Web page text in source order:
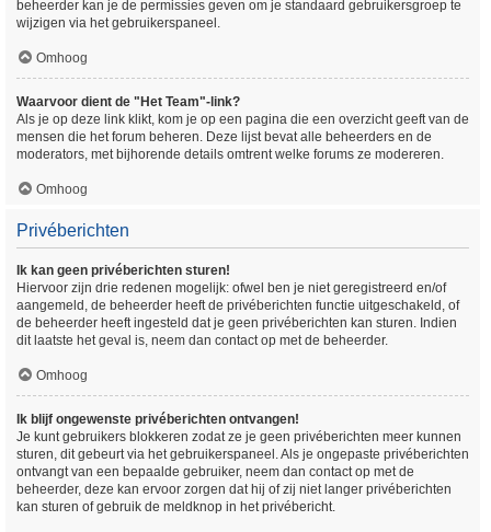
beheerder kan je de permissies geven om je standaard gebruikersgroep te
wijzigen via het gebruikerspaneel.
Omhoog
Waarvoor dient de "Het Team"-link?
Als je op deze link klikt, kom je op een pagina die een overzicht geeft van de
mensen die het forum beheren. Deze lijst bevat alle beheerders en de
moderators, met bijhorende details omtrent welke forums ze modereren.
Omhoog
Privéberichten
Ik kan geen privéberichten sturen!
Hiervoor zijn drie redenen mogelijk: ofwel ben je niet geregistreerd en/of
aangemeld, de beheerder heeft de privéberichten functie uitgeschakeld, of
de beheerder heeft ingesteld dat je geen privéberichten kan sturen. Indien
dit laatste het geval is, neem dan contact op met de beheerder.
Omhoog
Ik blijf ongewenste privéberichten ontvangen!
Je kunt gebruikers blokkeren zodat ze je geen privéberichten meer kunnen
sturen, dit gebeurt via het gebruikerspaneel. Als je ongepaste privéberichten
ontvangt van een bepaalde gebruiker, neem dan contact op met de
beheerder, deze kan ervoor zorgen dat hij of zij niet langer privéberichten
kan sturen of gebruik de meldknop in het privébericht.